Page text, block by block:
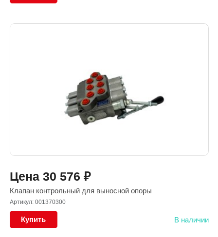
Цена 30 576 ₽
Клапан контрольный для выносной опоры
Артикул: 001370300
Купить В наличии